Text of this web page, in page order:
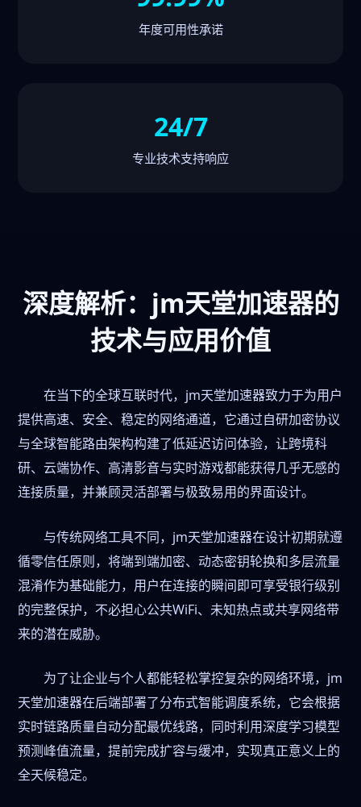
年度可用性承诺
24/7
专业技术支持响应
深度解析：jm天堂加速器的
技术与应用价值
在当下的全球互联时代，jm天堂加速器致力于为用户
提供高速、安全、稳定的网络通道，它通过自研加密协议
与全球智能路由架构构建了低延迟访问体验，让跨境科
研、云端协作、高清影音与实时游戏都能获得几乎无感的
连接质量，并兼顾灵活部署与极致易用的界面设计。
与传统网络工具不同，jm天堂加速器在设计初期就遵
循零信任原则，将端到端加密、动态密钥轮换和多层流量
混淆作为基础能力，用户在连接的瞬间即可享受银行级别
的完整保护，不必担心公共WiFi、未知热点或共享网络带
来的潜在威胁。
为了让企业与个人都能轻松掌控复杂的网络环境，jm
天堂加速器在后端部署了分布式智能调度系统，它会根据
实时链路质量自动分配最优线路，同时利用深度学习模型
预测峰值流量，提前完成扩容与缓冲，实现真正意义上的
全天候稳定。